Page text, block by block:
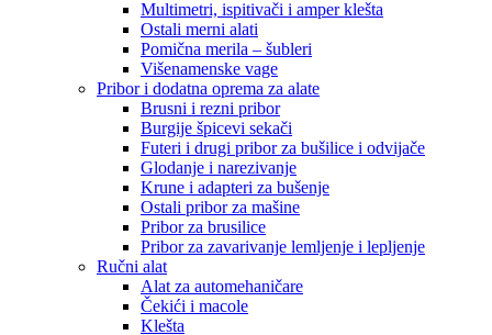
Multimetri, ispitivači i amper klešta
Ostali merni alati
Pomična merila – šubleri
Višenamenske vage
Pribor i dodatna oprema za alate
Brusni i rezni pribor
Burgije špicevi sekači
Futeri i drugi pribor za bušilice i odvijače
Glodanje i narezivanje
Krune i adapteri za bušenje
Ostali pribor za mašine
Pribor za brusilice
Pribor za zavarivanje lemljenje i lepljenje
Ručni alat
Alat za automehaničare
Čekići i macole
Klešta